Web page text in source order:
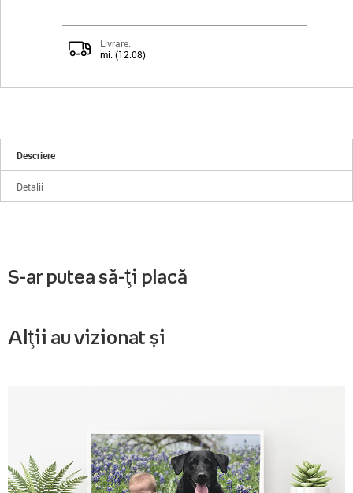
Livrare:
mi. (12.08)
Descriere
Detalii
S-ar putea să-ți placă
Alții au vizionat și